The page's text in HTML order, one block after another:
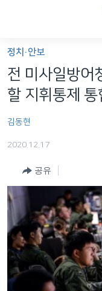
가
능
링
인
로
동
메
세계
라디오
프로그램
주파수 안내
언어 선택
정치·안보
전 미사일방어
할 지휘통제
김동현
2020.12.17
공유